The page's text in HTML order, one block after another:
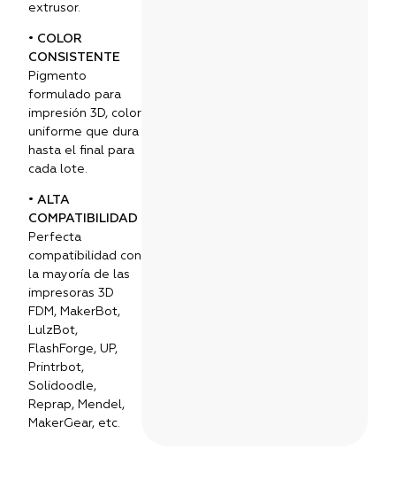
extrusor.
• COLOR
CONSISTENTE
Pigmento
formulado para
impresión 3D, color
uniforme que dura
hasta el final para
cada lote.
• ALTA
COMPATIBILIDAD
Perfecta
compatibilidad con
la mayoría de las
impresoras 3D
FDM, MakerBot,
LulzBot,
FlashForge, UP,
Printrbot,
Solidoodle,
Reprap, Mendel,
MakerGear, etc.